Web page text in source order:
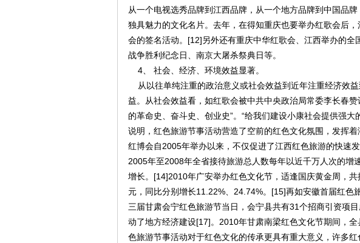
从一个电视选秀品牌到江西品牌，从一个地方品牌到中国品
独具魅力的文化名片。去年，在得知重庆也要举办红歌会后
会的签名活动。[12]另外还有重庆中华红歌会、江西举办的全
战争胜利纪念日、南京大屠杀祭典日等。
4、 社会、经济、环境效益显著。
从以往单纯注重的政治意义或社会效益到近年注重经济效
益。从社会效益看，如红歌会被中共中央政治局常委李长春
的革命史、奋斗史、创业史”。“给我们建设小康社会提供强
说明，红色旅游节事活动营造了空前的红色文化氛围，发挥
红博会自2005年举办以来，不仅促进了江西红色旅游的快速
2005年至2008年全省接待旅游总人数每年以近千万人次的增
增长。[14]2010年广安举办红色文化节，适逢国庆黄金周，
元，同比分别增长11.22%、24.74%。[15]再如安徽首届红色
三届甘肃会宁红色旅游节当日，会宁县共有31个招商引资项
动了地方经济建设[17]。2010年甘肃南梁红色文化节期间，
色旅游节事活动对于红色文化的传承更具有重大意义，许多